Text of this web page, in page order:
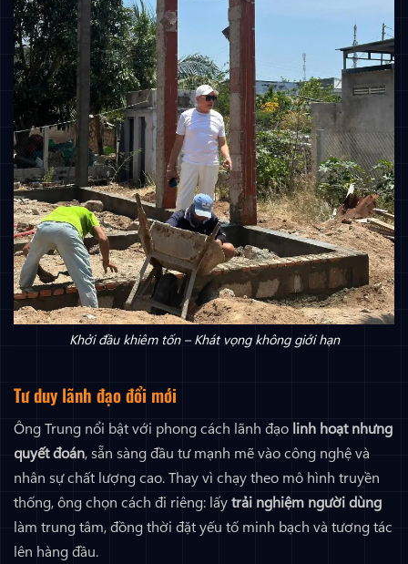
Khởi đầu khiêm tốn – Khát vọng không giới hạn
Tư duy lãnh đạo đổi mới
Ông Trung nổi bật với phong cách lãnh đạo linh hoạt nhưng
quyết đoán, sẵn sàng đầu tư mạnh mẽ vào công nghệ và
nhân sự chất lượng cao. Thay vì chạy theo mô hình truyền
thống, ông chọn cách đi riêng: lấytrải nghiệm người dùng
làm trung tâm, đồng thời đặt yếu tố minh bạch và tương tác
lên hàng đầu.